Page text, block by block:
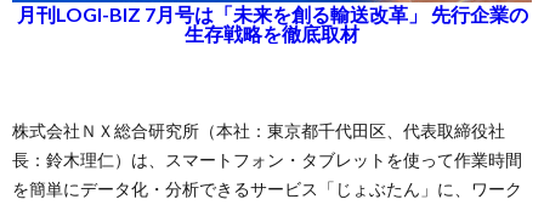
月刊LOGI-BIZ 7月号は「未来を創る輸送改革」 先行企業の
生存戦略を徹底取材
株式会社ＮＸ総合研究所（本社：東京都千代田区、代表取締役社
長：鈴木理仁）は、スマートフォン・タブレットを使って作業時間
を簡単にデータ化・分析できるサービス「じょぶたん」に、ワーク